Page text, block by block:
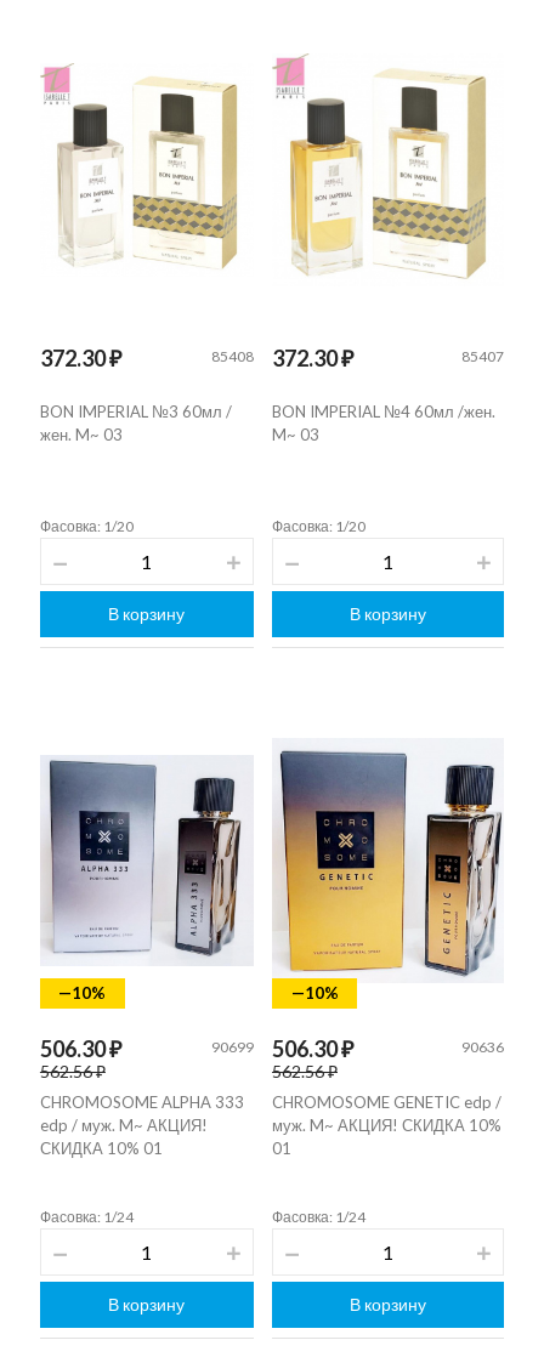
372.30 ₽ 85408
BON IMPERIAL №3 60мл /
жен. M~ 03
Фасовка: 1/20
В корзину
372.30 ₽ 85407
BON IMPERIAL №4 60мл /жен.
M~ 03
Фасовка: 1/20
В корзину
—10%
506.30 ₽
562.56 ₽
90699
CHROMOSOME ALPHA 333
edp / муж. M~ АКЦИЯ!
СКИДКА 10% 01
Фасовка: 1/24
В корзину
—10%
506.30 ₽
562.56 ₽
90636
CHROMOSOME GENETIC edp /
муж. M~ АКЦИЯ! СКИДКА 10%
01
Фасовка: 1/24
В корзину